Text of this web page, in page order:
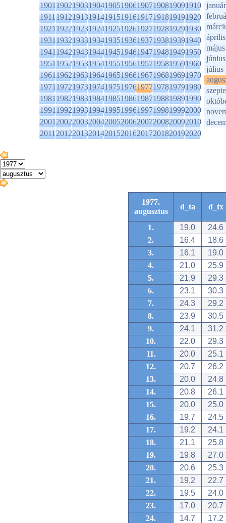
1901190219031904190519061907190819091910
1911191219131914191519161917191819191920
1921192219231924192519261927192819291930
1931193219331934193519361937193819391940
1941194219431944194519461947194819491950
1951195219531954195519561957195819591960
1961196219631964196519661967196819691970
1971197219731974197519761977197819791980
1981198219831984198519861987198819891990
1991199219931994199519961997199819992000
2001200220032004200520062007200820092010
2011201220132014201520162017201820192020
január
április
május
június
július
1977.
augusztus
d_ta d_tx
1. 19.0
24.6
2.
16.4
18.6
3.
16.1
19.0
4.
21.0
25.9
5.
21.9
29.3
6.
23.1
30.3
7.
24.3
29.2
8.
23.9
30.5
9.
24.1
31.2
10.
22.0
29.3
11.
20.0
25.1
12.
20.7
26.2
13.
20.0
24.8
14.
20.8
26.1
15.
20.0
25.0
16.
19.7
24.5
17.
19.2
24.1
18.
21.1
25.8
19.
19.8
27.0
20.
20.6
25.3
21.
19.2
22.7
22.
19.5
24.0
23.
17.0
20.7
24.
14.7
17.2